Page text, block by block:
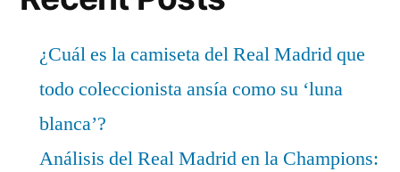
¿Cuál es la camiseta del Real Madrid que
todo coleccionista ansía como su ‘luna
blanca’?
Análisis del Real Madrid en la Champions: